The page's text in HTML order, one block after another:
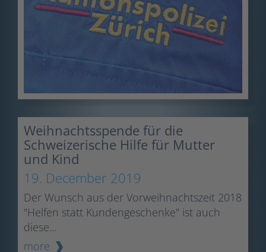
Weihnachtsspende für die
Schweizerische Hilfe für Mutter
und Kind
19. December 2019
Der Wunsch aus der Vorweihnachtszeit 2018
"Helfen statt Kundengeschenke" ist auch
diese...
more